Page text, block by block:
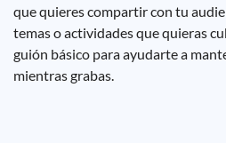
que quieres compartir con tu
temas o actividades que quieras
guión básico para ayudarte a
mientras grabas.